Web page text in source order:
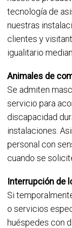
tecnología de
nuestras
clientes y
igualitario
Animales de
Se admiten
servicio para
discapacidad
instalaciones.
personal con
cuando se
Interrupción de
Si
o servicios
huéspedes con